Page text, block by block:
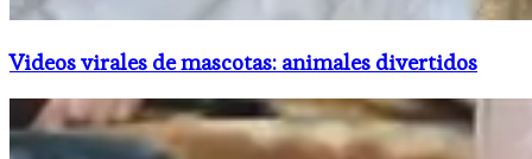
Videos virales de mascotas: animales divertidos